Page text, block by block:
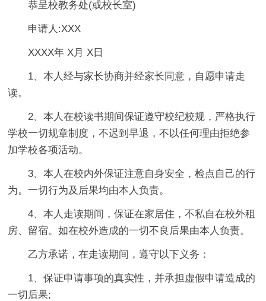
恭呈校教务处(或校长室)
申请人:XXX
XXXX年 X月 X日
1、本人经与家长协商并经家长同意，自愿申请走
读。
2、本人在校读书期间保证遵守校纪校规，严格执行
学校一切规章制度，不迟到早退，不以任何理由拒绝参
加学校各项活动。
3、本人在校内外保证注意自身安全，检点自己的行
为。一切行为及后果均由本人负责。
4、本人走读期间，保证在家居住，不私自在校外租
房、留宿。如在校外造成的一切不良后果由本人负责。
乙方承诺，在走读期间，遵守以下义务：
1、保证申请事项的真实性，并承担虚假申请造成的
一切后果;